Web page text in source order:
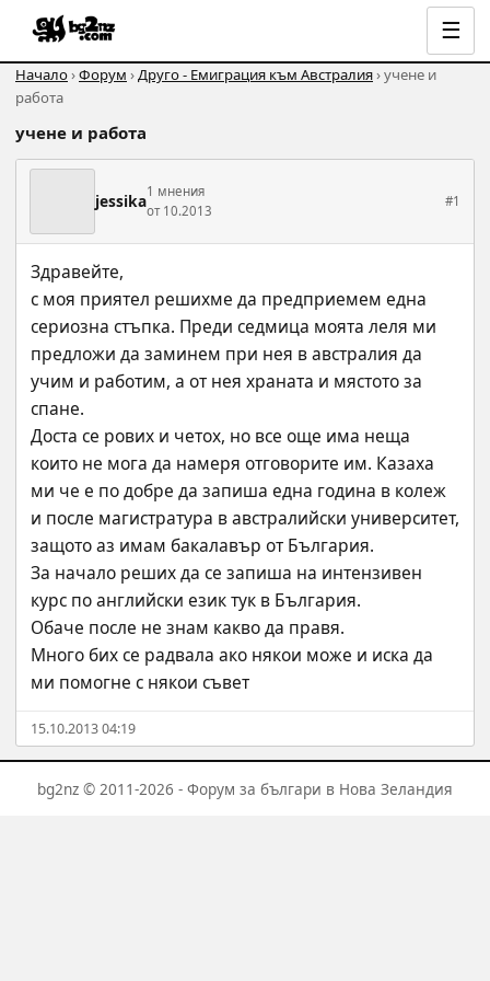
☰
Начало›Форум ›Друго - Емиграция към Австралия› учене и
работа
учене и работа
jessika1 мнения
от 10.2013
#1
Здравейте,
с моя приятел решихме да предприемем една
сериозна стъпка. Преди седмица моята леля ми
предложи да заминем при нея в австралия да
учим и работим, а от нея храната и мястото за
спане.
Доста се рових и четох, но все още има неща
които не мога да намеря отговорите им. Казаха
ми че е по добре да запиша една година в колеж
и после магистратура в австралийски университет,
защото аз имам бакалавър от България.
За начало реших да се запиша на интензивен
курс по английски език тук в България.
Обаче после не знам какво да правя.
Много бих се радвала ако някои може и иска да
ми помогне с някои съвет
15.10.2013 04:19
bg2nz © 2011-2026 - Форум за българи в Нова Зеландия